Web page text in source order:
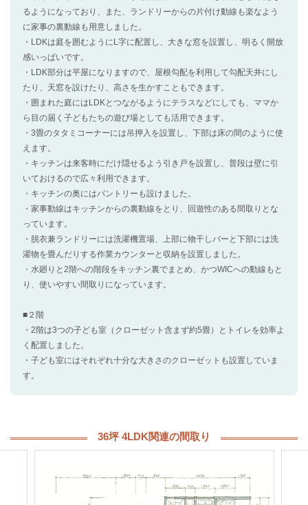
るようになっており、また、ランドリーからの片付け動線も楽なよう
に家事の裏動線も用意しました。
・LDKは庭を囲むようにL字に配置し、大きな窓を設置し、明るく開放
感いっぱいです。
・LDK部分は平屋になりますので、屋根勾配を利用して勾配天井にし
たり、天窓を設けたり、高さを生かすこともできます。
・囲まれた庭にはLDKとつながるようにテラスなどにしても、ママか
ら目の届く子どもたちの遊び場としても活用できます。
・3畳のタタミコーナーには吊押入を設置し、下部は床の間のように使
えます。
・キッチンは来客時にだけ隠せるよう引き戸を設置し、普段は壁に引
いておけるので広々利用できます。
・キッチンの奥にはパントリーも設けました。
・家事動線はキッチンからの裏動線をとり、回遊性のある間取りとな
っています。
・脱衣兼ランドリーには洗濯機置場、上部に物干しバーと下部には洗
濯物を畳んだりする作業カウンターと収納を設置しました。
・水廻りと2階への階段をキッチン裏でまとめ、かつWICへの動線もと
り、使いやすい間取りになっています。
■２階
・2階は3つの子ども室（クローゼット含まず約5畳）とトイレを効率よ
く配置しました。
・子ども室にはそれぞれ十分な大きさのクローゼットも設置していま
す。
36坪 4LDK関連の間取り